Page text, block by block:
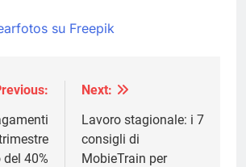
su Freepik
40%
Next:
Lavoro stagionale: i 7
consigli di
MobieTrain per